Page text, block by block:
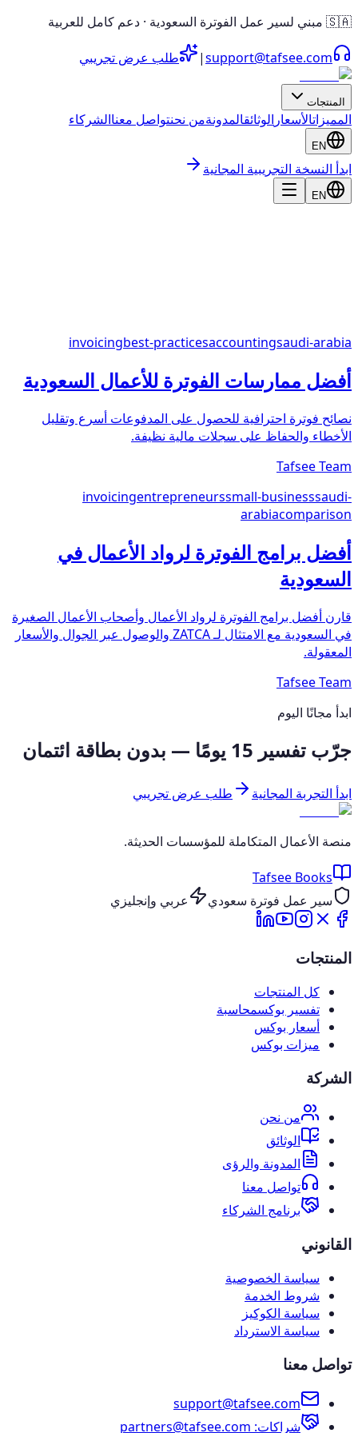
🇸🇦 مبني لسير عمل الفوترة السعودية · دعم كامل للعربية
support@tafsee.com
| طلب عرض تجريبي
المنتجات
المميزاتالأسعار الوثائقالمدونةمن نحنتواصل معناالشركاء
EN
ابدأ النسخة التجريبية المجانية
EN
invoicingbest-practicesaccountingsaudi-arabia
أفضل ممارسات الفوترة للأعمال السعودية
نصائح فوترة احترافية للحصول على المدفوعات أسرع وتقليل
الأخطاء والحفاظ على سجلات مالية نظيفة.
Tafsee Team
invoicingentrepreneurssmall-businesssaudi-
arabiacomparison
أفضل برامج الفوترة لرواد الأعمال في
السعودية
قارن أفضل برامج الفوترة لرواد الأعمال وأصحاب الأعمال الصغيرة
في السعودية مع الامتثال لـ ZATCA والوصول عبر الجوال والأسعار
المعقولة.
Tafsee Team
ابدأ مجانًا اليوم
جرّب تفسير 15 يومًا — بدون بطاقة ائتمان
ابدأ التجربة المجانية طلب عرض تجريبي
منصة الأعمال المتكاملة للمؤسسات الحديثة.
Tafsee Books
سير عمل فوترة سعودي
عربي وإنجليزي
المنتجات
كل المنتجات
تفسير بوكسمحاسبة
أسعار بوكس
ميزات بوكس
الشركة
من نحن
الوثائق
المدونة والرؤى
تواصل معنا
برنامج الشركاء
القانوني
سياسة الخصوصية
شروط الخدمة
سياسة الكوكيز
سياسة الاسترداد
تواصل معنا
support@tafsee.com
شراكات: partners@tafsee.com